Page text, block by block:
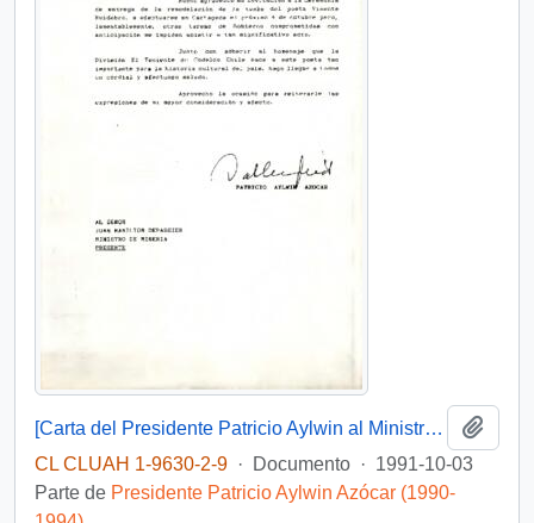
[Carta del Presidente Patricio Aylwin al Ministro de Minería, Juan Hamilton]
CL CLUAH 1-9630-2-9 · Documento · 1991-10-03
Parte de Presidente Patricio Aylwin Azócar (1990-